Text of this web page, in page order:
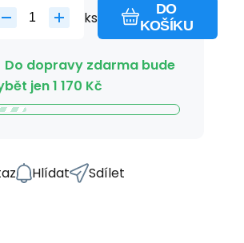
ks
DO
KOŠÍKU
Do dopravy zdarma bude
jen1 170 Kč
Hlídat Sdílet